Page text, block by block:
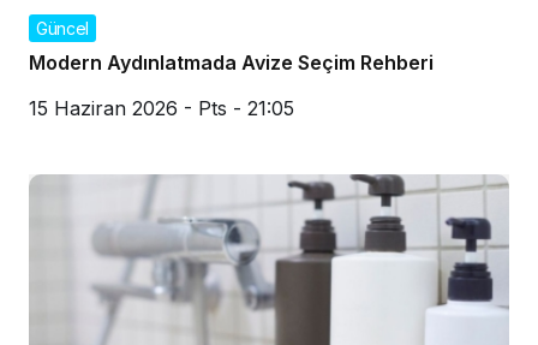
Güncel
Modern Aydınlatmada Avize Seçim Rehberi
15 Haziran 2026 - Pts - 21:05